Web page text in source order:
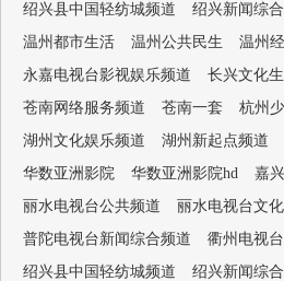
绍兴县中国轻纺城频道
绍兴新闻综合
温州都市生活
温州公共民生 温州
永嘉电视台影视娱乐频道
长兴文化
苍南网络服务频道
苍南一套 杭州
湖州文化娱乐频道
湖州新起点频道
华数亚洲影院
华数亚洲影院hd 嘉
丽水电视台公共频道
丽水电视台文
普陀电视台新闻综合频道
衢州电视
绍兴县中国轻纺城频道
绍兴新闻综合